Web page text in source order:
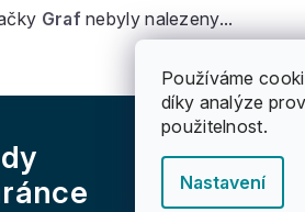
Používáme
díky analýze
použitelnost.
Nastavení
Grafnebyly nalezeny...